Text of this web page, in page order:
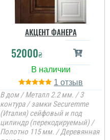
Аліна
АКЦЕНТ ФАНЕРА
52000₴
1
В дом / Металл 2.2 мм. / 3
контура / замки Securemme
(Италия) сейфовый и под
цилиндр (перекодируемый) /
Полотно 115 мм. / Деревянная